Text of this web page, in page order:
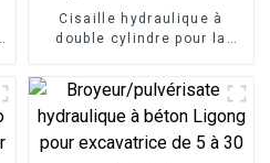
Cisaille hydraulique à
double cylindre pour la